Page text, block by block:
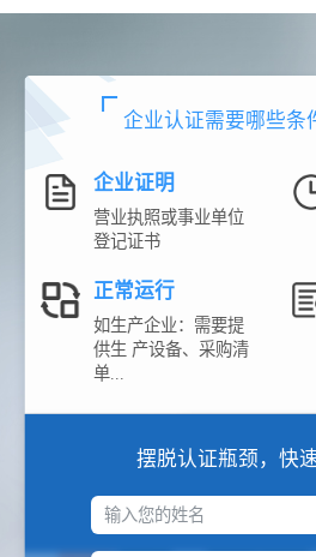
企业认证需要哪些条
企业证明
营业执照或事业单位
登记证书
正常运行
如生产企业：需要提
供生 产设备、采购清
单...
摆脱认证瓶颈，快
输入您的姓名